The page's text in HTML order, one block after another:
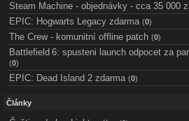
Steam Machine - objednávky - cca 35 000
EPIC: Hogwarts Legacy zdarma (0)
The Crew - komunitní offline patch (0)
Battlefield 6: spusteni launch odpocet za
(0)
EPIC: Dead Island 2 zdarma (0)
Články